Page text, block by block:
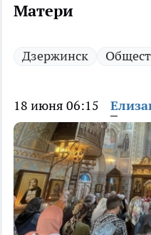
Матери
Дзержинск
18 июня 06:15